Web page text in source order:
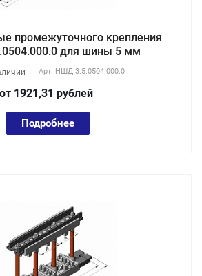
промежуточного крепления
для шины 5 мм
Арт. НШД.3.5.0504.000.0
от 1921,31 рублей
Подробнее